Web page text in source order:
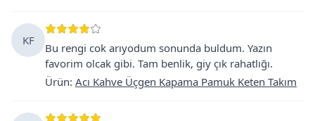
KF
Bu rengi cok arıyodum sonunda buldum. Yazın
favorim olcak gibi. Tam benlik, giy çık rahatlığı.
Ürün: Acı Kahve Üçgen Kapama Pamuk Keten Takım